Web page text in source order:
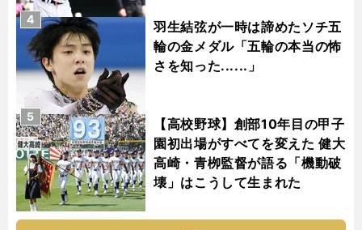
羽生結弦が一時は諦めたソチ五
輪の金メダル「五輪の本当の怖
さを知った......」
4
【高校野球】創部10年目の甲子
園初出場がすべてを変えた 健大
高崎・青栁監督が語る「機動破
壊」はこうして生まれた
5